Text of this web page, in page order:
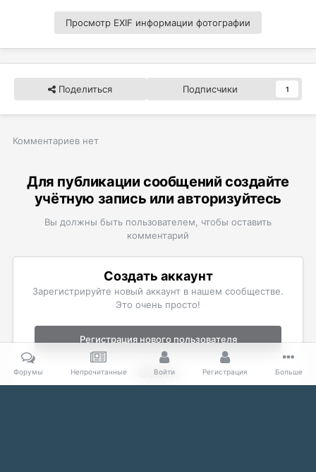
Просмотр EXIF информации фотографии
Поделиться Подписчики 1
Комментариев нет
Для публикации сообщений создайте
учётную запись или авторизуйтесь
Вы должны быть пользователем, чтобы оставить
комментарий
Создать аккаунт
Зарегистрируйте новый аккаунт в нашем сообществе.
Это очень просто!
Регистрация нового пользователя
Войти
Уже есть аккаунт? Войти в систему.
Форумы Непрочитанные Войти Регистрация Больше